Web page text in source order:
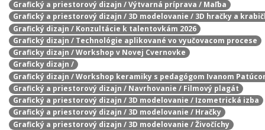
Grafický a priestorový dizajn / Výtvarná príprava / Maľba
Grafický a priestorový dizajn / 3D modelovanie / 3D hračky a
Grafický dizajn / Konzultácie k talentovkám 2026
Grafický dizajn / Technológie aplikované vo vyučovacom procese
Graficky dizajn / Workshop v Novej Cvernovke
Graficky dizajn /
Grafický dizajn / Workshop keramiky s pedagógom Ivanom
Grafický a priestorový dizajn / Navrhovanie / Filmový plagát
Grafický a priestorový dizajn / 3D modelovanie / Izometrická izba
Grafický a priestorový dizajn / 3D modelovanie / Hračky
Grafický a priestorový dizajn / 3D modelovanie / Živočíchy